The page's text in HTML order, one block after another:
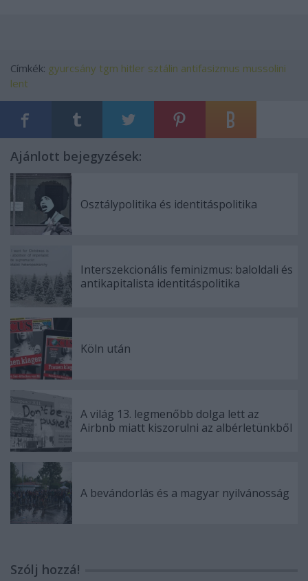
Címkék: gyurcsány tgm hitler sztálin antifasizmus mussolini
lent
Ajánlott bejegyzések:
Osztálypolitika és identitáspolitika
Interszekcionális feminizmus: baloldali és
antikapitalista identitáspolitika
Köln után
A világ 13. legmenőbb dolga lett az
Airbnb miatt kiszorulni az albérletünkből
A bevándorlás és a magyar nyilvánosság
Szólj hozzá!